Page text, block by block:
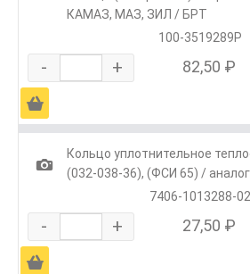
КАМАЗ, МАЗ, ЗИЛ / БРТ
100-3519289Р
- + 82,50 ₽
Ä
1
Кольцо уплотнительное
(032-038-36), (ФСИ 65) /
7406-1013288-02
- + 27,50 ₽
Ä